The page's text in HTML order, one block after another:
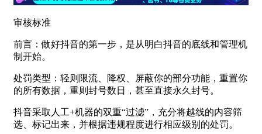
审核标准
前言：做好抖音的第一步，是从明白抖音的底线和管理机
制开始。
处罚类型：轻则限流、降权、屏蔽你的部分功能，重置你
的所有数据，重则封号数日，甚至直接永久封号。
抖音采取人工+机器的双重“过滤”，充分将越线的内容筛
选、标记出来，并根据违规程度进行相应级别的处罚。